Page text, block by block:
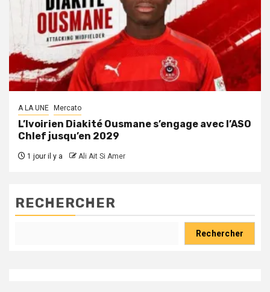
A LA UNE Mercato
L’Ivoirien Diakité Ousmane s’engage avec l’ASO
Chlef jusqu’en 2029
1 jour il y a Ali Ait Si Amer
RECHERCHER
Rechercher